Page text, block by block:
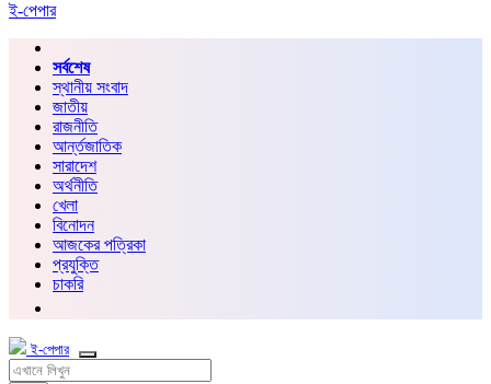
ই-পেপার
সর্বশেষ
স্থানীয় সংবাদ
জাতীয়
রাজনীতি
আর্ন্তজাতিক
সারাদেশ
অর্থনীতি
খেলা
বিনোদন
আজকের পত্রিকা
প্রযুক্তি
চাকরি
ই-পেপার